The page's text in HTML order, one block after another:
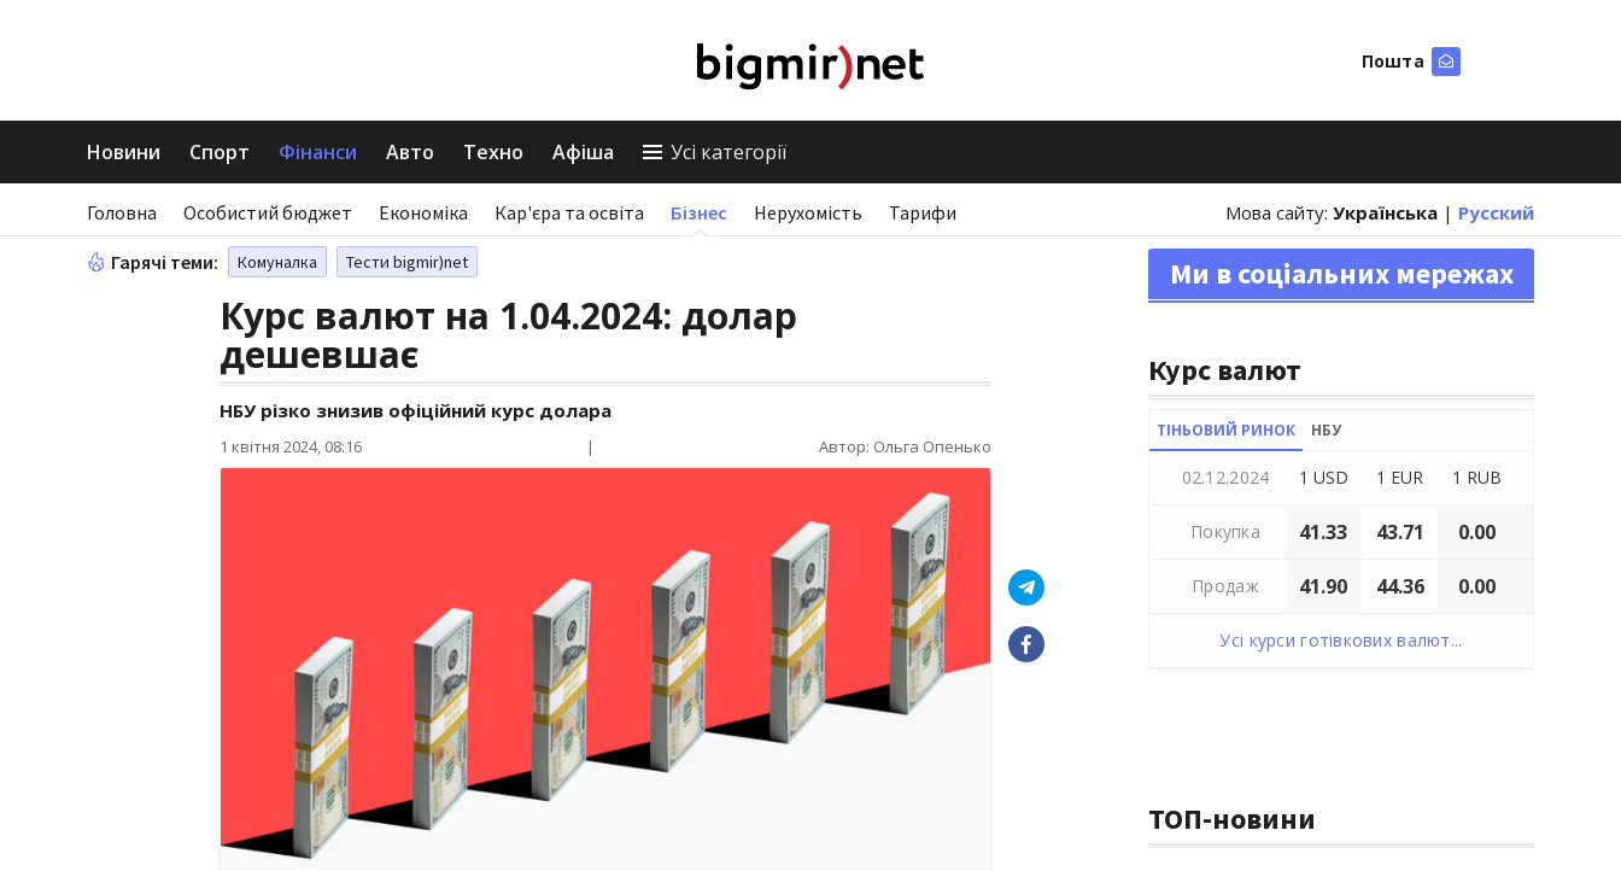
Пошта
Новини Спорт Фінанси Авто Техно Афіша Усі категорії
Головна Особистий бюджет Економіка Кар'єра та освіта Бізнес Нерухомість Тарифи Мова сайту: Українська | Русский
Гарячі теми: Комуналка Тести bigmir)net
Курс валют на 1.04.2024: долар
дешевшає
НБУ різко знизив офіційний курс долара
1 квітня 2024, 08:16 | Автор: Ольга Опенько
Ми в соціальних мережах
Курс валют
ТІНЬОВИЙ РИНОК НБУ
02.12.2024 1 USD 1 EUR 1 RUB
Покупка 41.33 43.71 0.00
Продаж 41.90 44.36 0.00
Усі курси готівкових валют...
ТОП-новини